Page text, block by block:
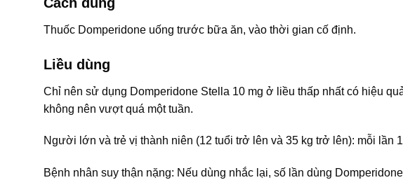
Thuốc Domperidone uống trước bữa ăn, vào thời gian cố định.
Liều dùng
Chỉ nên sử dụng Domperidone Stella 10 mg ở liều thấp nhất có hiệu
không nên vượt quá một tuần.
Người lớn và trẻ vị thành niên (12 tuổi trở lên và 35 kg trở lên): mỗi lần
Bệnh nhân suy thận nặng: Nếu dùng nhắc lại, số lần dùng